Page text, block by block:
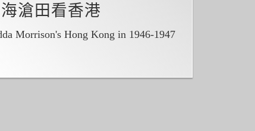
滄田看香港
Morrison's Hong Kong in 1946-1947